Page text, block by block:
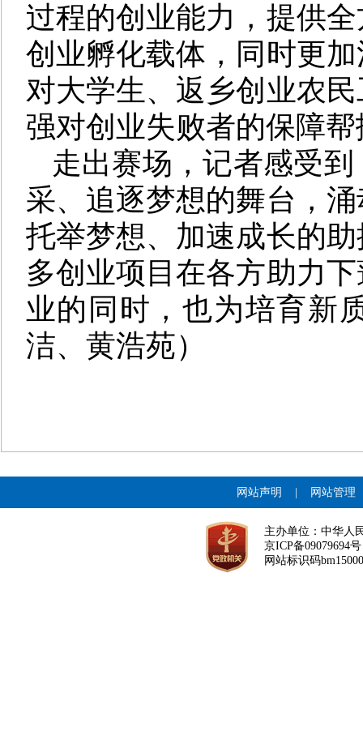
过程的创业能力，提供
创业孵化载体，同时更
对大学生、返乡创业农
强对创业失败者的保障帮
走出赛场，记者感受
采、追逐梦想的舞台，
托举梦想、加速成长的
多创业项目在各方助力
业的同时，也为培育新
洁、黄浩苑）